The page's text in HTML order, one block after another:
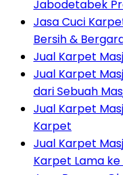
Jabodetabek
Jasa Cuci
Bersih &
Jual Karpet
Jual Karpet
dari Sebuah
Jual Karpet
Karpet
Jual Karpet
Karpet Lama